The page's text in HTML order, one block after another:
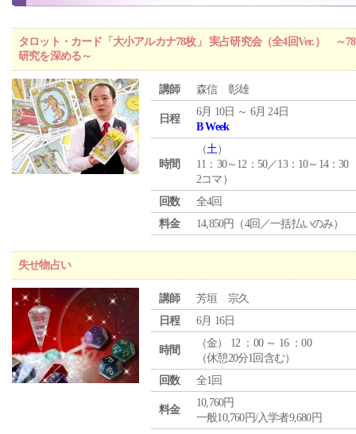
タロット・カード「大小アルカナ78枚」 実占研究会（全4回Ver.） ～
研究を深める～
講師 森信 彰雄
日程
6月 10日 ～ 6月 24日
B Week
時間
（土）
11：30～12：50／13：10～14：30
2コマ）
回数
全4回
料金
14,850円（4回／一括払いのみ）
失せ物占い
講師
芳垣 宗久
日程
6月 16日
時間
（金） 12 ：00 ～ 16 ：00
（休憩20分1回含む）
回数
全1回
料金
10,760円
一般10,760円/入学者9,680円